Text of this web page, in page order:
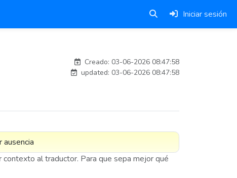
Iniciar sesión
Creado: 03-06-2026 08:47:58
updated: 03-06-2026 08:47:58
contexto al traductor. Para que sepa mejor qué